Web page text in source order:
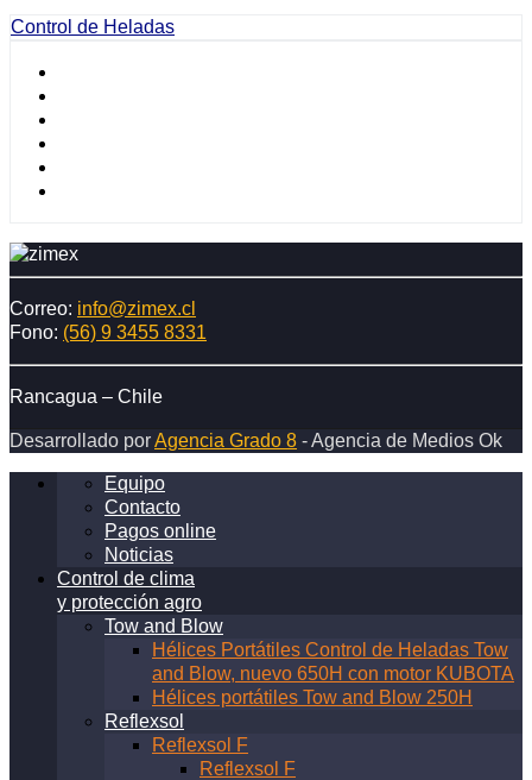
Control de Heladas
Correo: info@zimex.cl
Fono: (56) 9 3455 8331
Rancagua – Chile
Desarrollado porAgencia Grado 8 - Agencia de Medios Ok
Equipo
Contacto
Pagos online
Noticias
Control de clima
y protección agro
Tow and Blow
Hélices Portátiles Control de Heladas Tow
and Blow, nuevo 650H con motor KUBOTA
Hélices portátiles Tow and Blow 250H
Reflexsol
Reflexsol F
Reflexsol F